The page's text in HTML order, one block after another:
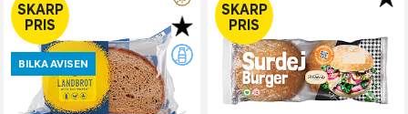
SKARP
PRIS
BILKA AVISEN
SKARP
PRIS